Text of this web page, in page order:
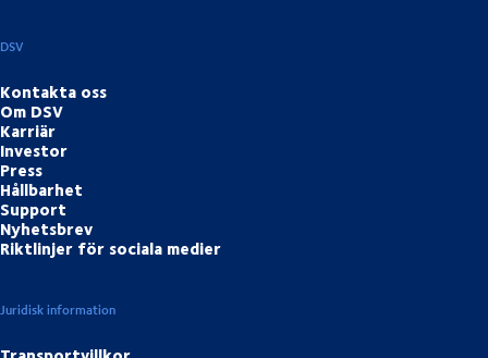
DSV
Kontakta oss
Om DSV
Karriär
Investor
Press
Hållbarhet
Support
Nyhetsbrev
Riktlinjer för sociala medier
Juridisk information